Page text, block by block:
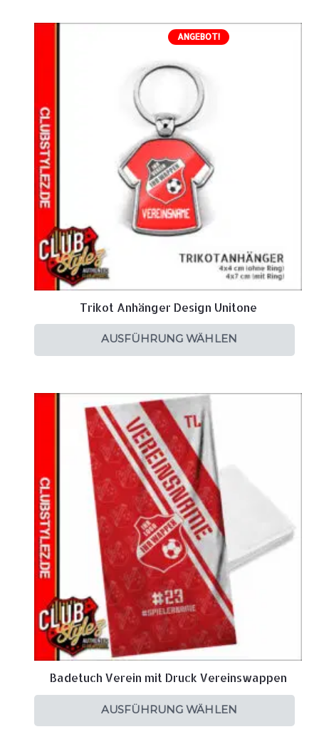
ANGEBOT!
Trikot Anhänger Design Unitone
AUSFÜHRUNG WÄHLEN
Badetuch Verein mit Druck Vereinswappen
AUSFÜHRUNG WÄHLEN